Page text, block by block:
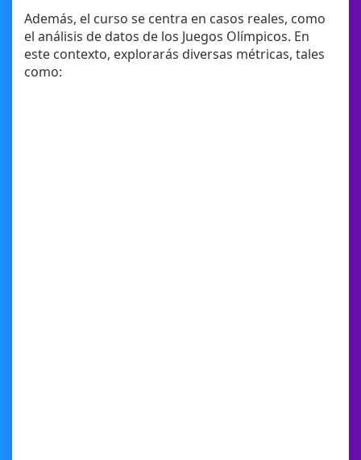
Además, el curso se centra en casos reales, como
el análisis de datos de los Juegos Olímpicos. En
este contexto, explorarás diversas métricas, tales
como: